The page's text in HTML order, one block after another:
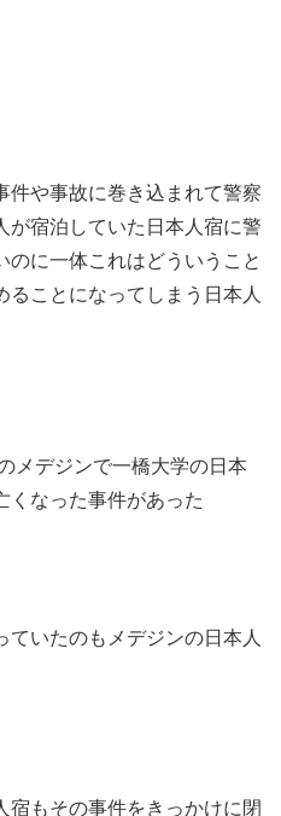
件や事故に巻き込まれて警察
が宿泊していた日本人宿に警
に一体これはどういうこと
ることになってしまう日本人
メデジンで一橋大学の日本
くなった事件があった
いたのもメデジンの日本人
宿もその事件をきっかけに閉